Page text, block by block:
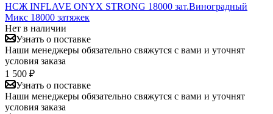
НСЖ INFLAVE ONYX STRONG 18000 зат.Виноградный
Микс 18000 затяжек
Нет в наличии
Узнать о поставке
Наши менеджеры обязательно свяжутся с вами и уточнят
условия заказа
1 500 ₽
Узнать о поставке
Наши менеджеры обязательно свяжутся с вами и уточнят
условия заказа